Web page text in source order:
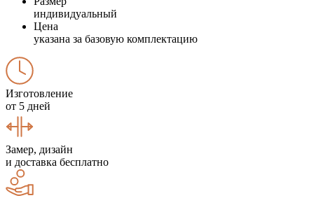
индивидуальный
Цена
указана за базовую комплектацию
Изготовление
от 5 дней
Замер, дизайн
и доставка бесплатно